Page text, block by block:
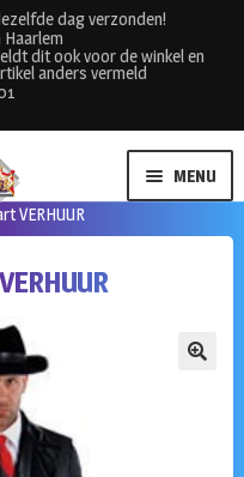
dag verzonden!
dit ook voor de winkel en
anders vermeld
MENU
VERHUUR